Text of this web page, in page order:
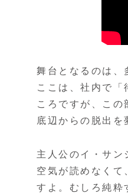
舞台となるのは、
ここは、社内で
ころですが、こ
底辺からの脱出
主人公のイ・サ
空気が読めなく
すよ。むしろ純粋